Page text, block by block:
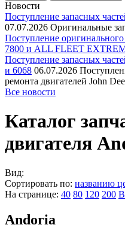
Новости
Поступление запасных
07.07.2026 Оригинальные
Поступление
7800 и ALL FLEET
Поступление запасных
и 6068 06.07.2026
ремонта двигателей John
Все новости
Каталог
двигателя
Вид:
Сортировать по: названию
На странице: 40 80 120 200
Andoria